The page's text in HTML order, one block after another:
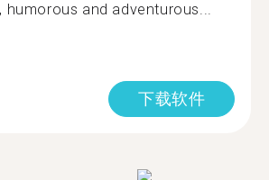
humorous and adventurous...
下载软件